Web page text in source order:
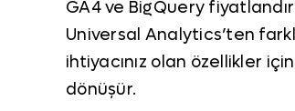
GA4 ve BigQuery
Universal Analytics’ten
ihtiyacınız olan özellikler
dönüşür.